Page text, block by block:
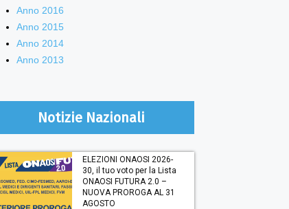
Anno 2016
Anno 2015
Anno 2014
Anno 2013
Notizie Nazionali
ELEZIONI ONAOSI 2026-
30, il tuo voto per la Lista
ONAOSI FUTURA 2.0 –
NUOVA PROROGA AL 31
AGOSTO